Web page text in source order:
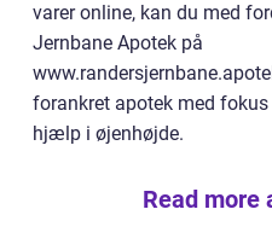
varer online, kan du med
Jernbane Apotek på
forankret apotek med
hjælp i øjenhøjde.
Read more